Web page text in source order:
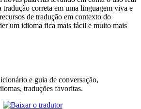
tradução correta em uma linguagem viva e
de tradução em contexto do
um idioma fica mais fácil e muito mais
e guia de conversação,
traduções favoritas.